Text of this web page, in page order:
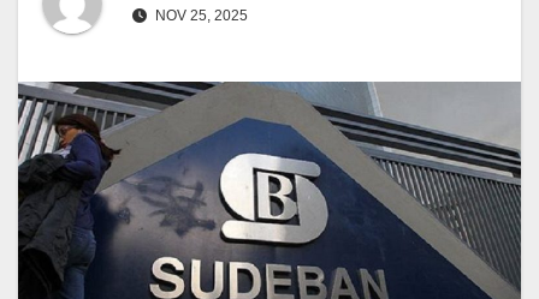
NOV 25, 2025